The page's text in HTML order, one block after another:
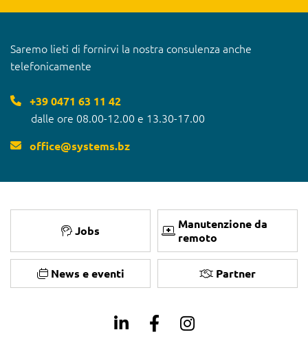
Saremo lieti di fornirvi la nostra consulenza anche
telefonicamente
+39 0471 63 11 42
dalle ore 08.00-12.00 e 13.30-17.00
office@systems.bz
Jobs
Manutenzione da
remoto
News e eventi Partner